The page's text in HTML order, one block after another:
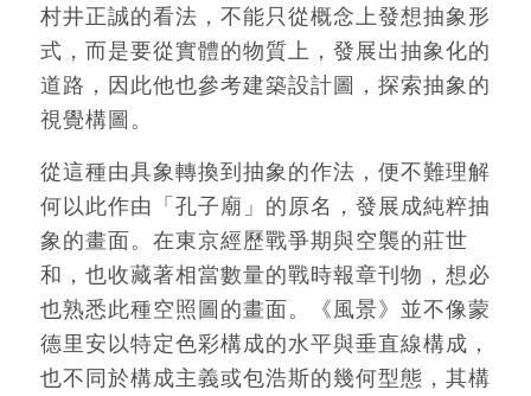
村井正誠的看法，不能只從概念上發想抽象形
式，而是要從實體的物質上，發展出抽象化的
道路，因此他也參考建築設計圖，探索抽象的
視覺構圖。
從這種由具象轉換到抽象的作法，便不難理解
何以此作由「孔子廟」的原名，發展成純粹抽
象的畫面。在東京經歷戰爭期與空襲的莊世
和，也收藏著相當數量的戰時報章刊物，想必
也熟悉此種空照圖的畫面。《風景》並不像蒙
德里安以特定色彩構成的水平與垂直線構成，
也不同於構成主義或包浩斯的幾何型態，其構